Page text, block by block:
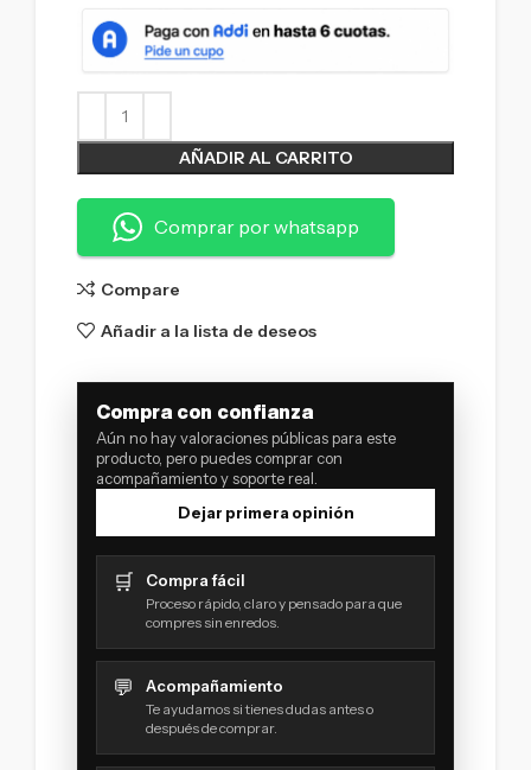
AÑADIR AL CARRITO
Comprar por whatsapp
Compare
Añadir a la lista de deseos
Compra con confianza
Aún no hay valoraciones públicas para este
producto, pero puedes comprar con
acompañamiento y soporte real.
Dejar primera opinión
🛒 Compra fácil
Proceso rápido, claro y pensado para que
compres sin enredos.
💬 Acompañamiento
Te ayudamos si tienes dudas antes o
después de comprar.